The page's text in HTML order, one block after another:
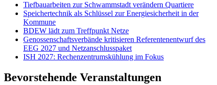
Tiefbauarbeiten zur Schwammstadt verändern Quartiere
Speichertechnik als Schlüssel zur Energiesicherheit in der
Kommune
BDEW lädt zum Treffpunkt Netze
Genossenschaftsverbände kritisieren Referentenentwurf des
EEG 2027 und Netzanschlusspaket
ISH 2027: Rechenzentrumskühlung im Fokus
Bevorstehende Veranstaltungen